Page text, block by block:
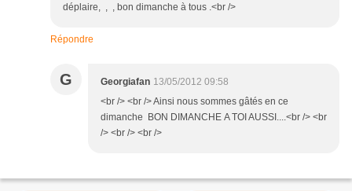
déplaire, , , bon dimanche à tous .<br />
Répondre
G Georgiafan 13/05/2012 09:58
<br /> <br /> Ainsi nous sommes gâtés en ce
dimanche BON DIMANCHE A TOI AUSSI....<br /> <br
/> <br /> <br />